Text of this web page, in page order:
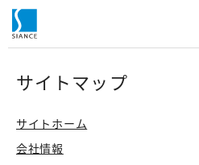
サイトマップ
サイトホーム
会社情報